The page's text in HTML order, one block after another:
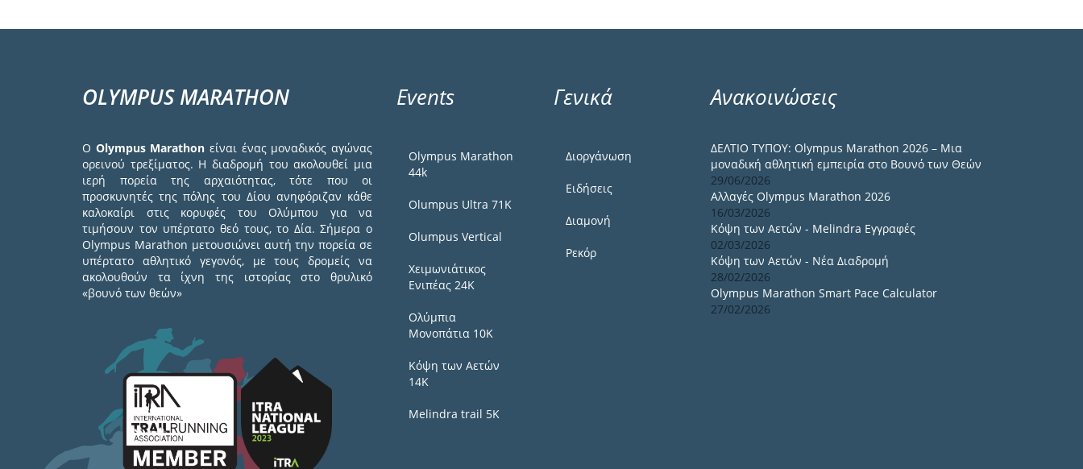
OLYMPUS MARATHON
Ο Olympus Marathon είναι ένας μοναδικός αγώνας
ορεινού τρεξίματος. Η διαδρομή του ακολουθεί μια
ιερή πορεία της αρχαιότητας, τότε που οι
προσκυνητές της πόλης του Δίου ανηφόριζαν κάθε
καλοκαίρι στις κορυφές του Ολύμπου για να
τιμήσουν τον υπέρτατο θεό τους, το Δία. Σήμερα ο
Olympus Marathon μετουσιώνει αυτή την πορεία σε
υπέρτατο αθλητικό γεγονός, με τους δρομείς να
ακολουθούν τα ίχνη της ιστορίας στο θρυλικό
«βουνό των θεών»
Events
Olympus Marathon
44k
Olumpus Ultra 71K
Olumpus Vertical
Χειμωνιάτικος
Ενιπέας 24Κ
Ολύμπια
Μονοπάτια 10Κ
Κόψη των Αετών
14Κ
Melindra trail 5Κ
Γενικά
Διοργάνωση
Ειδήσεις
Διαμονή
Ρεκόρ
Ανακοινώσεις
ΔΕΛΤΙΟ ΤΥΠΟΥ: Olympus Marathon 2026 – Μια
μοναδική αθλητική εμπειρία στο Βουνό των Θεών
29/06/2026
Αλλαγές Olympus Marathon 2026
16/03/2026
Κόψη των Αετών - Melindra Εγγραφές
02/03/2026
Κόψη των Αετών - Νέα Διαδρομή
28/02/2026
Olympus Marathon Smart Pace Calculator
27/02/2026